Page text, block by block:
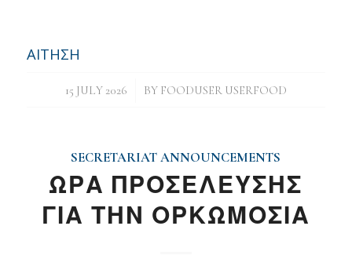
ΑΙΤΗΣΗ
15 JULY 2026
/ BY FOODUSER USERFOOD
SECRETARIAT ANNOUNCEMENTS
ΩΡΑ ΠΡΟΣΕΛΕΥΣΗΣ
ΓΙΑ ΤΗΝ ΟΡΚΩΜΟΣΙΑ